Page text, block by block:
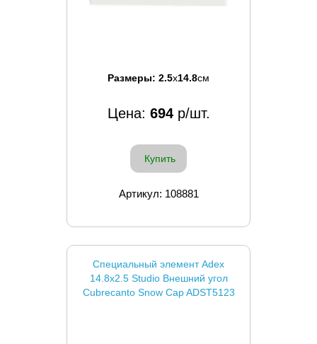
Размеры: 2.5x14.8см
Цена: 694р/шт.
Купить
Артикул: 108881
Специальный элемент Adex
14.8x2.5 Studio Внешний угол
Cubrecanto Snow Cap ADST5123